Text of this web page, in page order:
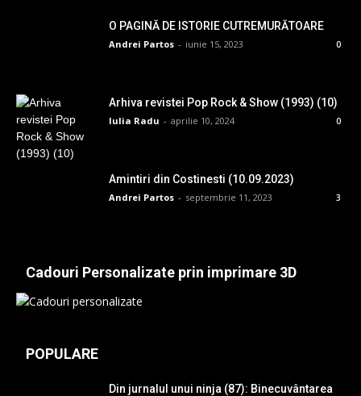
O PAGINĂ DE ISTORIE CUTREMURĂTOARE
Andrei Partos - iunie 15, 2023 0
Arhiva revistei Pop Rock & Show (1993) (10)
Iulia Radu - aprilie 10, 2024 0
Amintiri din Costinesti (10.09.2023)
Andrei Partos - septembrie 11, 2023 3
Cadouri Personalizate prin imprimare 3D
POPULARE
Din jurnalul unui ninja (87): Binecuvântarea